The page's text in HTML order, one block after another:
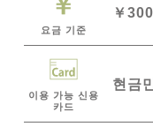
요금 기준
￥300
이용 가능 신용
카드
현금